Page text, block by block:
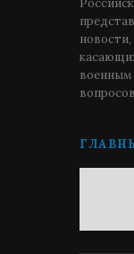
военным